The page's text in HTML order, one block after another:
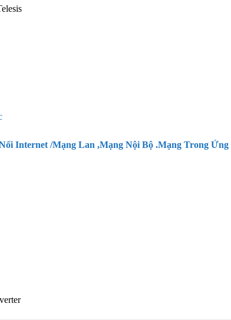
Internet /Mạng Lan ,Mạng Nội Bộ .Mạng Trong